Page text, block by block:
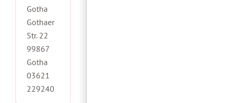
Gotha
Gothaer
Str. 22
99867
Gotha
03621
229240